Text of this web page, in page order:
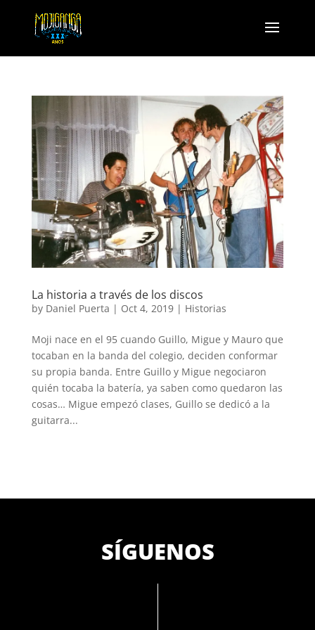
La historia a través de los discos
by Daniel Puerta | Oct 4, 2019| Historias
Moji nace en el 95 cuando Guillo, Migue y Mauro que
tocaban en la banda del colegio, deciden conformar
su propia banda. Entre Guillo y Migue negociaron
quién tocaba la batería, ya saben como quedaron las
cosas… Migue empezó clases, Guillo se dedicó a la
guitarra...
SÍGUENOS